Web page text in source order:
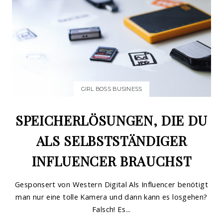
GIRL BOSS BUSINESS
SPEICHERLÖSUNGEN, DIE DU
ALS SELBSTSTÄNDIGER
INFLUENCER BRAUCHST
Gesponsert von Western Digital Als Influencer benötigt
man nur eine tolle Kamera und dann kann es losgehen?
Falsch! Es...